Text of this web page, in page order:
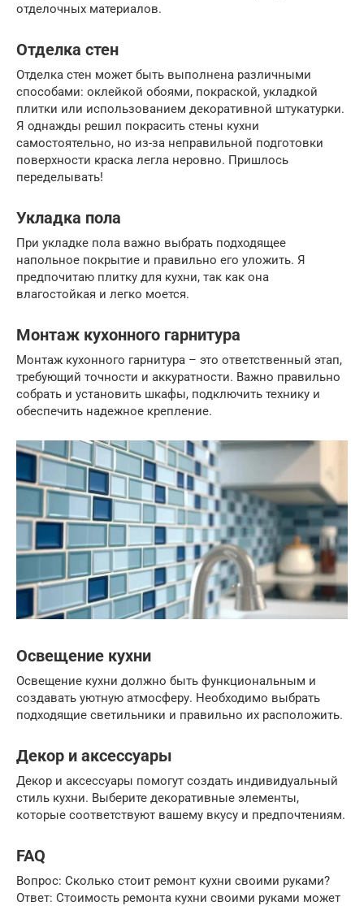
отделочных материалов.
Отделка стен
Отделка стен может быть выполнена различными
способами: оклейкой обоями, покраской, укладкой
плитки или использованием декоративной штукатурки.
Я однажды решил покрасить стены кухни
самостоятельно, но из-за неправильной подготовки
поверхности краска легла неровно. Пришлось
переделывать!
Укладка пола
При укладке пола важно выбрать подходящее
напольное покрытие и правильно его уложить. Я
предпочитаю плитку для кухни, так как она
влагостойкая и легко моется.
Монтаж кухонного гарнитура
Монтаж кухонного гарнитура – это ответственный этап,
требующий точности и аккуратности. Важно правильно
собрать и установить шкафы, подключить технику и
обеспечить надежное крепление.
Освещение кухни
Освещение кухни должно быть функциональным и
создавать уютную атмосферу. Необходимо выбрать
подходящие светильники и правильно их расположить.
Декор и аксессуары
Декор и аксессуары помогут создать индивидуальный
стиль кухни. Выберите декоративные элементы,
которые соответствуют вашему вкусу и предпочтениям.
FAQ
Вопрос: Сколько стоит ремонт кухни своими руками?
Ответ: Стоимость ремонта кухни своими руками может